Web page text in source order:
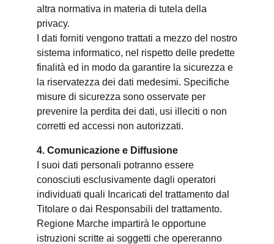
altra normativa in materia di tutela della
privacy.
I dati forniti vengono trattati a mezzo del nostro
sistema informatico, nel rispetto delle predette
finalità ed in modo da garantire la sicurezza e
la riservatezza dei dati medesimi. Specifiche
misure di sicurezza sono osservate per
prevenire la perdita dei dati, usi illeciti o non
corretti ed accessi non autorizzati.
4. Comunicazione e Diffusione
I suoi dati personali potranno essere
conosciuti esclusivamente dagli operatori
individuati quali Incaricati del trattamento dal
Titolare o dai Responsabili del trattamento.
Regione Marche impartirà le opportune
istruzioni scritte ai soggetti che opereranno